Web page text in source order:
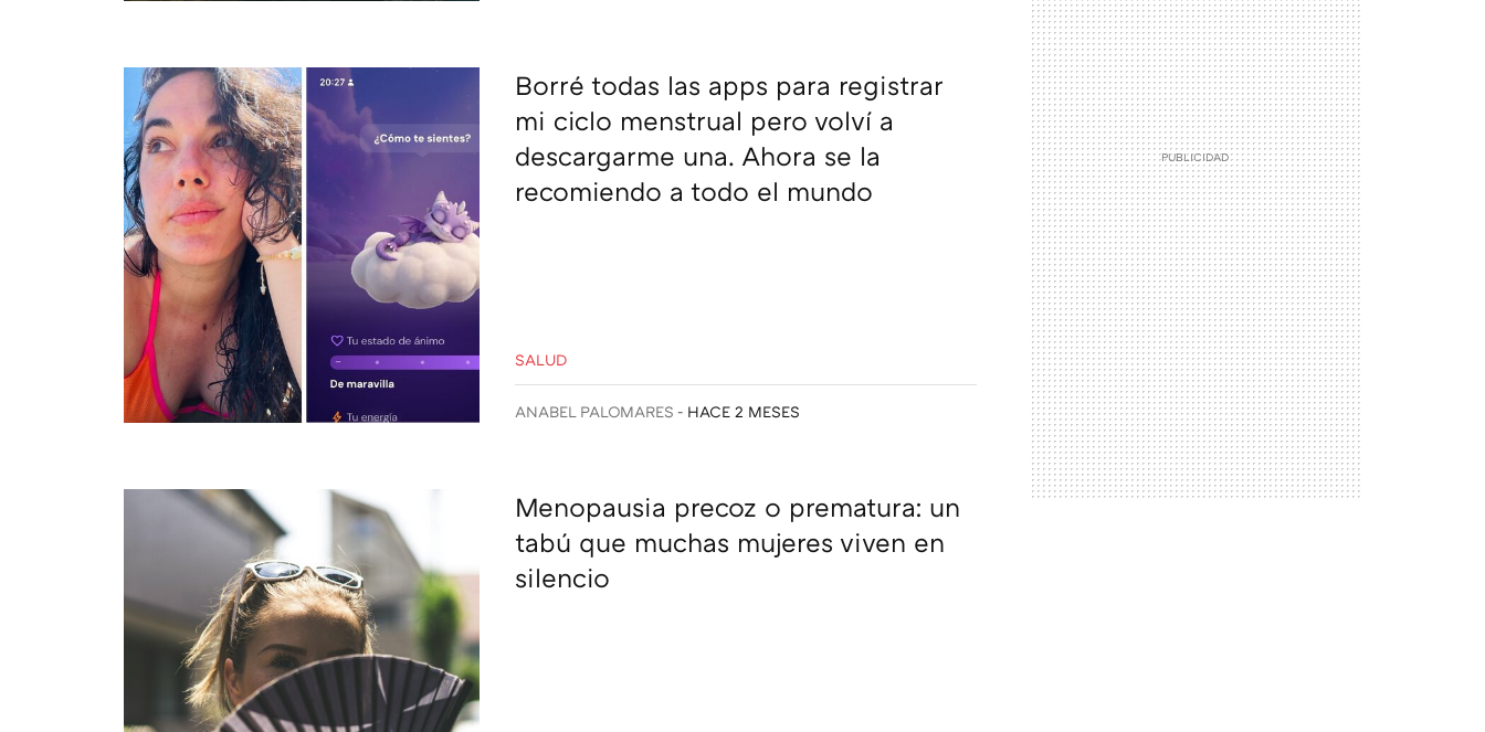
Borré todas las apps para registrar
mi ciclo menstrual pero volví a
descargarme una. Ahora se la
recomiendo a todo el mundo
SALUD
ANABEL PALOMARES HACE 2 MESES
Menopausia precoz o prematura: un
tabú que muchas mujeres viven en
silencio